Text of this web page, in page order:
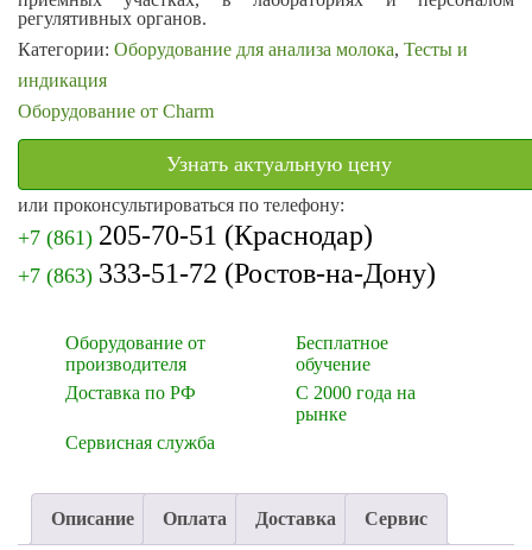
регулятивных органов.
Категории: Оборудование для анализа молока, Тесты и
индикация
Оборудование от Charm
Узнать актуальную цену
или проконсультироваться по телефону:
+7 (861) 205-70-51 (Краснодар)
+7 (863) 333-51-72 (Ростов-на-Дону)
Оборудование от
производителя
Бесплатное
обучение
Доставка по РФ
С 2000 года на
рынке
Сервисная служба
Описание Оплата Доставка Сервис